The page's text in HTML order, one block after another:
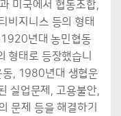
미국에서 협동조합,
비지니스 등의 형태
년대 농민협동
형태로 등장했습니
, 1980년대 생협운
실업문제, 고용불안,
문제 등을 해결하기